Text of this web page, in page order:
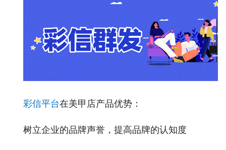
彩信平台在美甲店产品优势：
树立企业的品牌声誉，提高品牌的认知度